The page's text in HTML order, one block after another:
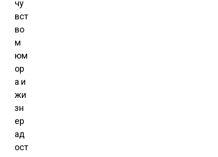
чу
вст
во
м
юм
ор
а и
жи
зн
ер
ад
ост